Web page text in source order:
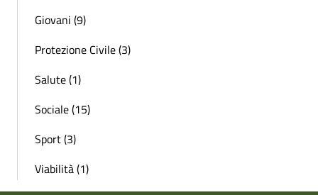
Giovani (9)
Protezione Civile (3)
Salute (1)
Sociale (15)
Sport (3)
Viabilità (1)